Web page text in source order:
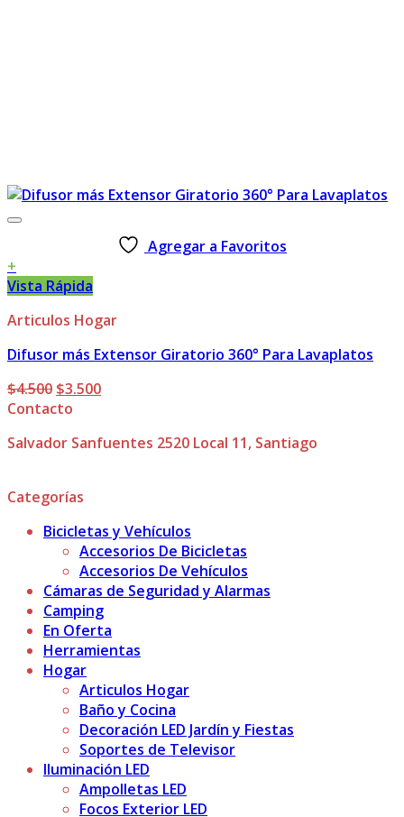
Agregar a Favoritos
+
Vista Rápida
Articulos Hogar
Difusor más Extensor Giratorio 360° Para Lavaplatos
$4.500 El
precio
era:
$3.500El
es:
Contacto
Salvador Sanfuentes 2520 Local 11, Santiago
Categorías
Bicicletas y Vehículos
Accesorios De Bicicletas
Accesorios De Vehículos
Cámaras de Seguridad y Alarmas
Camping
En Oferta
Herramientas
Hogar
Articulos Hogar
Baño y Cocina
Decoración LED Jardín y Fiestas
Soportes de Televisor
Iluminación LED
Ampolletas LED
Focos Exterior LED